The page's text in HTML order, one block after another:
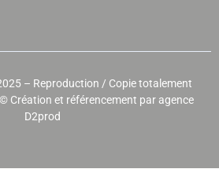
– Reproduction / Copie totalement
Création et référencement par agence
D2prod